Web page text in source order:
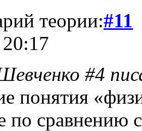
теории:#11
#4
понятия
по сравнению